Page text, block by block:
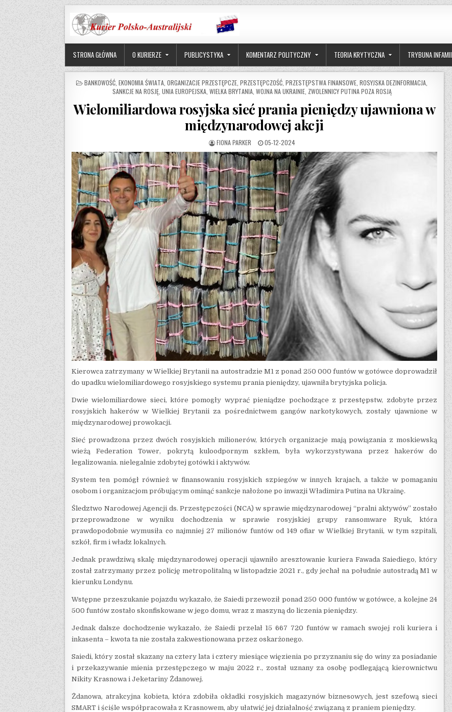
Skip to content
STRONA GŁÓWNA O KURIERZE PUBLICYSTYKA KOMENTARZ POLITYCZNY TEORIA KRYTYCZNA TRYBUNA INFAMII
POSTED IN
BANKOWOŚĆ ,EKONOMIA ŚWIATA ,ORGANIZACJE PRZESTĘPCZE ,PRZESTĘPCZOŚĆ ,PRZESTĘPSTWA FINANSOWE ,ROSYJSKA DEZINFORMACJA
SANKCJE NA ROSJĘ, UNIA EUROPEJSKA, WIELKA BRYTANIA, WOJNA NA UKRAINIE, ZWOLENNICY PUTINA POZA ROSJĄ
Wielomiliardowa rosyjska sieć prania pieniędzy ujawniona w
międzynarodowej akcji
AUTHOR:
FIONA PARKER PUBLISHED DATE:
05-12-2024
Kierowca zatrzymany w Wielkiej Brytanii na autostradzie M1 z ponad 250 000 funtów w gotówce doprowadził
do upadku wielomiliardowego rosyjskiego systemu prania pieniędzy, ujawniła brytyjska policja.
Dwie wielomiliardowe sieci, które pomogły wyprać pieniądze pochodzące z przestępstw, zdobyte przez
rosyjskich hakerów w Wielkiej Brytanii za pośrednictwem gangów narkotykowych, zostały ujawnione w
międzynarodowej prowokacji.
Sieć prowadzona przez dwóch rosyjskich milionerów, których organizacje mają powiązania z moskiewską
wieżą Federation Tower, pokrytą kuloodpornym szkłem, była wykorzystywana przez hakerów do
legalizowania. nielegalnie zdobytej gotówki i aktywów.
System ten pomógł również w finansowaniu rosyjskich szpiegów w innych krajach, a także w pomaganiu
osobom i organizacjom próbującym ominąć sankcje nałożone po inwazji Władimira Putina na Ukrainę.
Śledztwo Narodowej Agencji ds. Przestępczości (NCA) w sprawie międzynarodowej “pralni aktywów” zostało
przeprowadzone w wyniku dochodzenia w sprawie rosyjskiej grupy ransomware Ryuk, która
prawdopodobnie wymusiła co najmniej 27 milionów funtów od 149 ofiar w Wielkiej Brytanii, w tym szpitali,
szkół, firm i władz lokalnych.
Jednak prawdziwą skalę międzynarodowej operacji ujawniło aresztowanie kuriera Fawada Saiediego, który
został zatrzymany przez policję metropolitalną w listopadzie 2021 r., gdy jechał na południe autostradą M1 w
kierunku Londynu.
Wstępne przeszukanie pojazdu wykazało, że Saiedi przewoził ponad 250 000 funtów w gotówce, a kolejne 24
500 funtów zostało skonfiskowane w jego domu, wraz z maszyną do liczenia pieniędzy.
Jednak dalsze dochodzenie wykazało, że Saiedi przelał 15 667 720 funtów w ramach swojej roli kuriera i
inkasenta – kwota ta nie została zakwestionowana przez oskarżonego.
Saiedi, który został skazany na cztery lata i cztery miesiące więzienia po przyznaniu się do winy za posiadanie
i przekazywanie mienia przestępczego w maju 2022 r., został uznany za osobę podlegającą kierownictwu
Nikity Krasnowa i Jeketariny Żdanowej.
Żdanowa, atrakcyjna kobieta, która zdobiła okładki rosyjskich magazynów biznesowych, jest szefową sieci
SMART i ściśle współpracowała z Krasnowem, aby ułatwić jej działalność związaną z praniem pieniędzy.